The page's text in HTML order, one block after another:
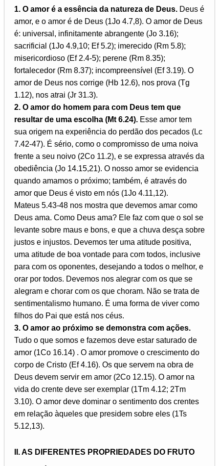
1. O amor é a essência da natureza de Deus. Deus é
amor, e o amor é de Deus (1Jo 4.7,8). O amor de Deus
é: universal, infinitamente abrangente (Jo 3.16);
sacrificial (1Jo 4.9,10; Ef 5.2); imerecido (Rm 5.8);
misericordioso (Ef 2.4-5); perene (Rm 8.35);
fortalecedor (Rm 8.37); incompreensível (Ef 3.19). O
amor de Deus nos corrige (Hb 12.6), nos prova (Tg
1.12), nos atrai (Jr 31.3).
2. O amor do homem para com Deus tem que
resultar de uma escolha (Mt 6.24). Esse amor tem
sua origem na experiência do perdão dos pecados (Lc
7.42-47). É sério, como o compromisso de uma noiva
frente a seu noivo (2Co 11.2), e se expressa através da
obediência (Jo 14.15,21). O nosso amor se evidencia
quando amamos o próximo; também, é através do
amor que Deus é visto em nós (1Jo 4.11,12).
Mateus 5.43-48 nos mostra que devemos amar como
Deus ama. Como Deus ama? Ele faz com que o sol se
levante sobre maus e bons, e que a chuva desça sobre
justos e injustos. Devemos ter uma atitude positiva,
uma atitude de boa vontade para com todos, inclusive
para com os oponentes, desejando a todos o melhor, e
orar por todos. Devemos nos alegrar com os que se
alegram e chorar com os que choram. Não se trata de
sentimentalismo humano. É uma forma de viver como
filhos do Pai que está nos céus.
3. O amor ao próximo se demonstra com ações.
Tudo o que somos e fazemos deve estar saturado de
amor (1Co 16.14) . O amor promove o crescimento do
corpo de Cristo (Ef 4.16). Os que servem na obra de
Deus devem servir em amor (2Co 12.15). O amor na
vida do crente deve ser exemplar (1Tm 4.12; 2Tm
3.10). O amor deve dominar o sentimento dos crentes
em relação àqueles que presidem sobre eles (1Ts
5.12,13).
II. AS DIFERENTES PROPRIEDADES DO FRUTO